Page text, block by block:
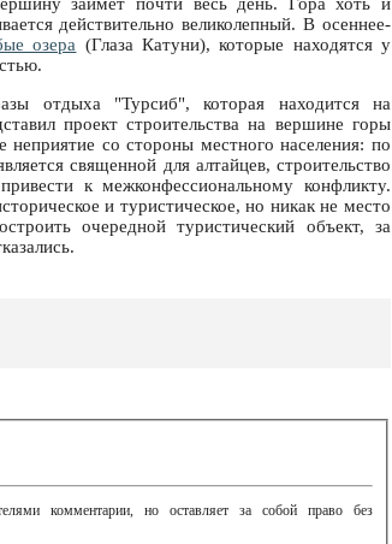
действительно великолепный. В осеннее-
озера (Глаза Катуни), которые находятся у
отдыха "Турсиб", которая находится на
проект строительства на вершине горы
неприятие со стороны местного населения: по
священной для алтайцев, строительство
к межконфессиональному конфликту.
и туристическое, но никак не место
очередной туристический объект, за
комментарии, но оставляет за собой право без